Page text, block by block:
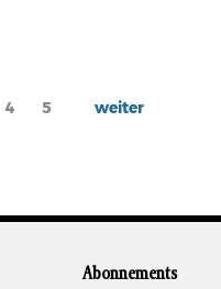
Page
4 Page
5
Next
weiter
Abonnements